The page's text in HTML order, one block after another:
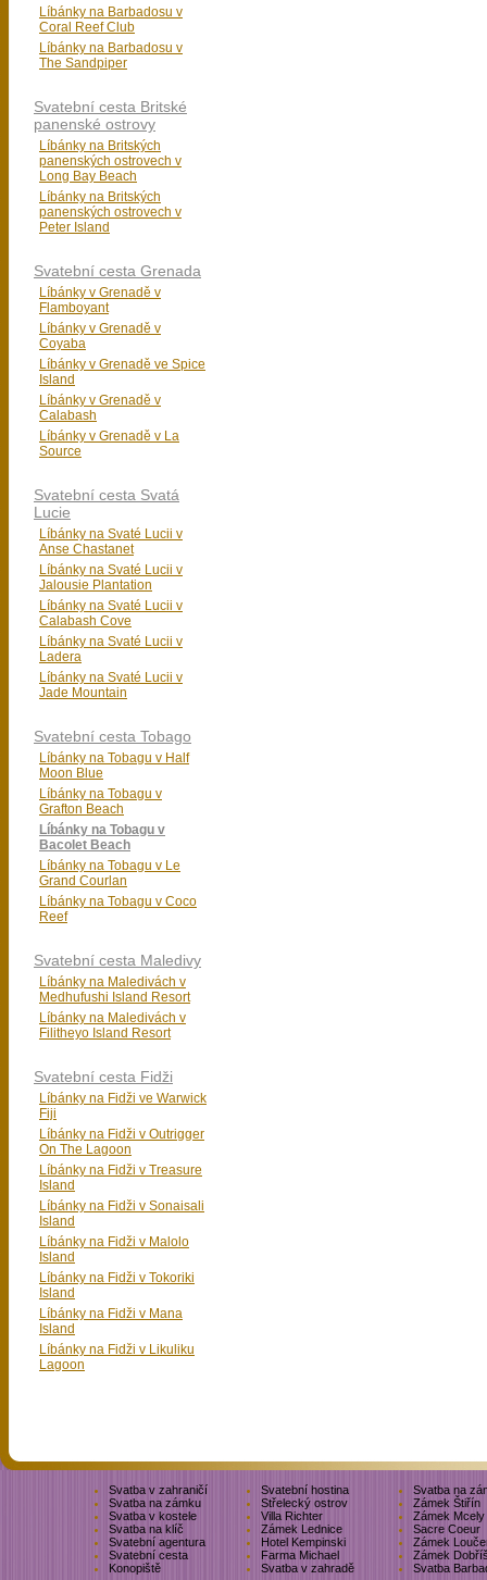
Líbánky na Barbadosu v
Coral Reef Club
Líbánky na Barbadosu v
The Sandpiper
Svatební cesta Britské
panenské ostrovy
Líbánky na Britských
panenských ostrovech v
Long Bay Beach
Líbánky na Britských
panenských ostrovech v
Peter Island
Svatební cesta Grenada
Líbánky v Grenadě v
Flamboyant
Líbánky v Grenadě v
Coyaba
Líbánky v Grenadě ve Spice
Island
Líbánky v Grenadě v
Calabash
Líbánky v Grenadě v La
Source
Svatební cesta Svatá
Lucie
Líbánky na Svaté Lucii v
Anse Chastanet
Líbánky na Svaté Lucii v
Jalousie Plantation
Líbánky na Svaté Lucii v
Calabash Cove
Líbánky na Svaté Lucii v
Ladera
Líbánky na Svaté Lucii v
Jade Mountain
Svatební cesta Tobago
Líbánky na Tobagu v Half
Moon Blue
Líbánky na Tobagu v
Grafton Beach
Líbánky na Tobagu v
Bacolet Beach
Líbánky na Tobagu v Le
Grand Courlan
Líbánky na Tobagu v Coco
Reef
Svatební cesta Maledivy
Líbánky na Maledivách v
Medhufushi Island Resort
Líbánky na Maledivách v
Filitheyo Island Resort
Svatební cesta Fidži
Líbánky na Fidži ve Warwick
Fiji
Líbánky na Fidži v Outrigger
On The Lagoon
Líbánky na Fidži v Treasure
Island
Líbánky na Fidži v Sonaisali
Island
Líbánky na Fidži v Malolo
Island
Líbánky na Fidži v Tokoriki
Island
Líbánky na Fidži v Mana
Island
Líbánky na Fidži v Likuliku
Lagoon
Svatba v zahraničí Svatební hostina
Svatba na
Svatba na zámku
Střelecký ostrov
Zámek Štiřín
Svatba v kostele
Villa Richter
Zámek Mcely
Svatba na klíč
Zámek Lednice
Sacre Coeur
Svatební agentura
Hotel Kempinski
Zámek
Svatební cesta
Farma Michael
Zámek
Konopiště
Svatba v zahradě Svatba